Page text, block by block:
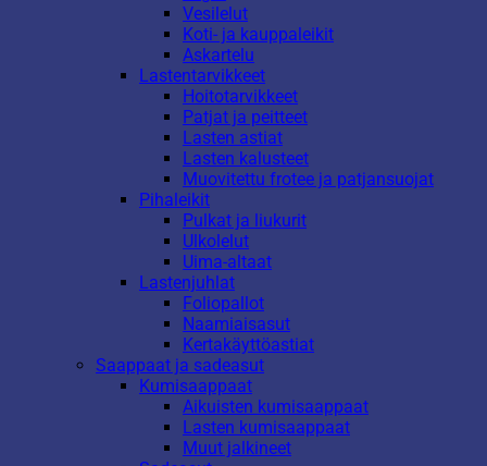
Vesilelut
Koti- ja kauppaleikit
Askartelu
Lastentarvikkeet
Hoitotarvikkeet
Patjat ja peitteet
Lasten astiat
Lasten kalusteet
Muovitettu frotee ja patjansuojat
Pihaleikit
Pulkat ja liukurit
Ulkolelut
Uima-altaat
Lastenjuhlat
Foliopallot
Naamiaisasut
Kertakäyttöastiat
Saappaat ja sadeasut
Kumisaappaat
Aikuisten kumisaappaat
Lasten kumisaappaat
Muut jalkineet